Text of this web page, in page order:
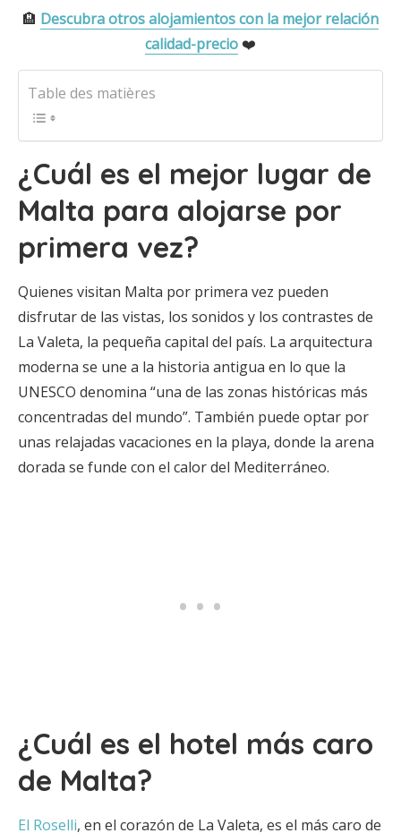
🏨 Descubra otros alojamientos con la mejor relación
calidad-precio ❤️
Table des matières
¿Cuál es el mejor lugar de
Malta para alojarse por
primera vez?
Quienes visitan Malta por primera vez pueden
disfrutar de las vistas, los sonidos y los contrastes de
La Valeta, la pequeña capital del país. La arquitectura
moderna se une a la historia antigua en lo que la
UNESCO denomina “una de las zonas históricas más
concentradas del mundo”. También puede optar por
unas relajadas vacaciones en la playa, donde la arena
dorada se funde con el calor del Mediterráneo.
¿Cuál es el hotel más caro
de Malta?
El Roselli, en el corazón de La Valeta, es el más caro de